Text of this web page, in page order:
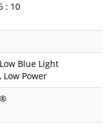
: 10
Blue Light
Low Power